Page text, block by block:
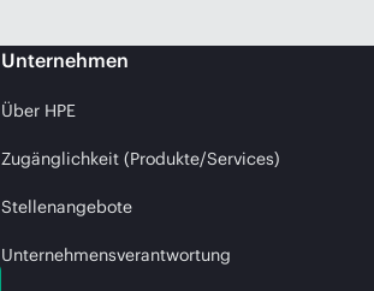
Unternehmen
Über HPE
Zugänglichkeit (Produkte/Services)
Stellenangebote
Unternehmensverantwortung